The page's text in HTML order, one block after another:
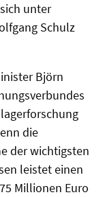
unter
Schulz
Björn
die
der wichtigsten
leistet einen
Millionen Euro